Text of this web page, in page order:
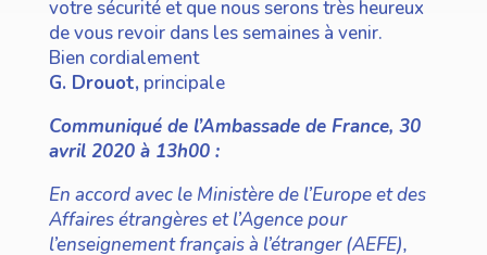
votre sécurité et que nous serons très heureux
de vous revoir dans les semaines à venir.
Bien cordialement
G. Drouot, principale
Communiqué de l’Ambassade de France, 30
avril 2020 à 13h00 :
En accord avec le Ministère de l’Europe et des
Affaires étrangères et l’Agence pour
l’enseignement français à l’étranger (AEFE),